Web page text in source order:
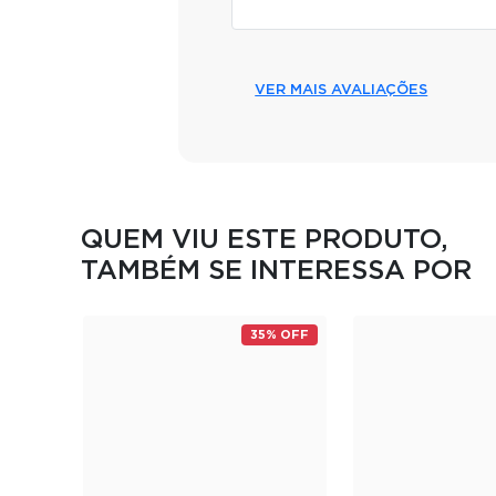
VER MAIS AVALIAÇÕES
QUEM VIU ESTE PRODUTO,
TAMBÉM SE INTERESSA POR
35% OFF